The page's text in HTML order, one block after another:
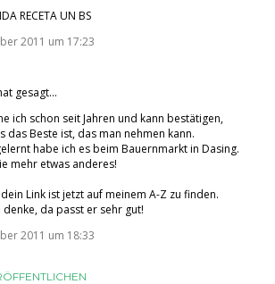
RECETA UN BS
2011 um 17:23
gesagt…
ich schon seit Jahren und kann bestätigen,
das Beste ist, das man nehmen kann.
habe ich es beim Bauernmarkt in Dasing.
mehr etwas anderes!
Link ist jetzt auf meinem A-Z zu finden.
denke, da passt er sehr gut!
2011 um 18:33